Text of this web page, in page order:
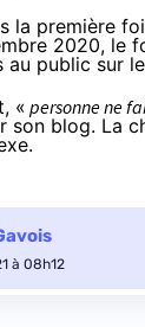
la première
2020, le
au public sur
« personne ne
son blog. La
à 08h12